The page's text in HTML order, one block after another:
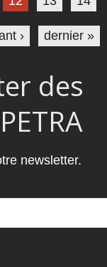
› dernier »
des
newsletter.